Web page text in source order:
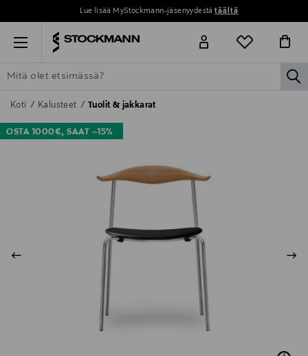
Lue lisää MyStockmann-jäsenyydestätäältä
Menu
ETSI KAIKKI NAISET MIEHET
Koti Kalusteet Tuolit & jakkarat
OSTA 1000€, SAAT –15%